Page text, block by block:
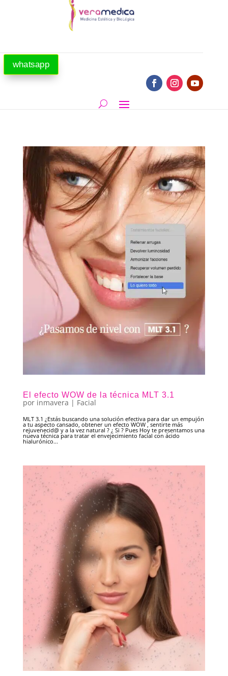
whatsapp
El efecto WOW de la técnica MLT 3.1
por inmavera | Facial
MLT 3.1 ¿Estás buscando una solución efectiva para dar un empujón
a tu aspecto cansado, obtener un efecto WOW , sentirte más
rejuvenecid@ y a la vez natural ? ¿ Si ? Pues Hoy te presentamos una
nueva técnica para tratar el envejecimiento facial con ácido
hialurónico...